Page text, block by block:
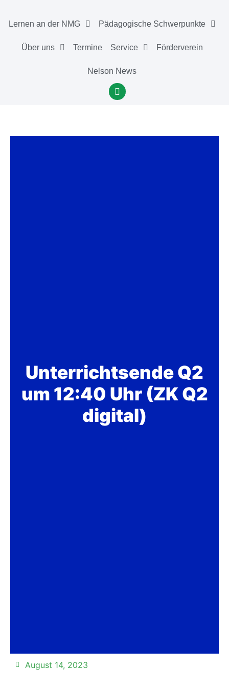
Lernen an der NMG Pädagogische Schwerpunkte
Über uns Termine Service Förderverein
Nelson News
Unterrichtsende Q2
um 12:40 Uhr (ZK Q2
digital)
August 14, 2023